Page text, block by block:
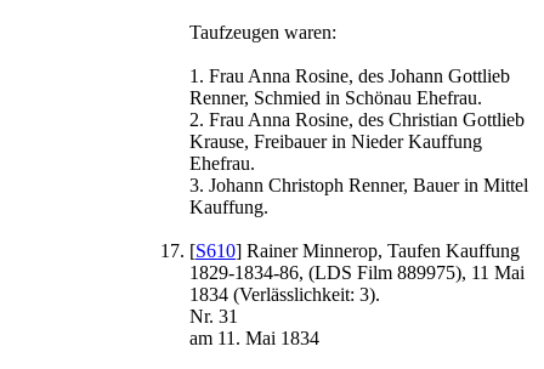
Taufzeugen waren:
1. Frau Anna Rosine, des Johann Gottlieb
Renner, Schmied in Schönau Ehefrau.
2. Frau Anna Rosine, des Christian Gottlieb
Krause, Freibauer in Nieder Kauffung
Ehefrau.
3. Johann Christoph Renner, Bauer in Mittel
Kauffung.
[S610] Rainer Minnerop, Taufen Kauffung
1829-1834-86, (LDS Film 889975), 11 Mai
1834 (Verlässlichkeit: 3).
Nr. 31
am 11. Mai 1834